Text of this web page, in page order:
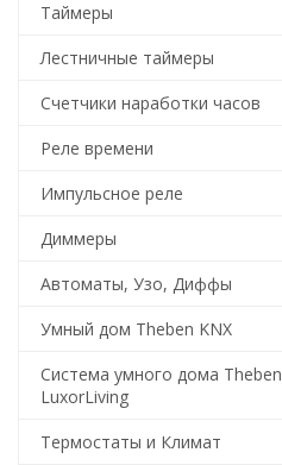
Таймеры
Лестничные таймеры
Счетчики наработки часов
Реле времени
Импульсное реле
Диммеры
Автоматы, Узо, Диффы
Умный дом Theben KNX
Система умного дома Theben
LuxorLiving
Термостаты и Климат